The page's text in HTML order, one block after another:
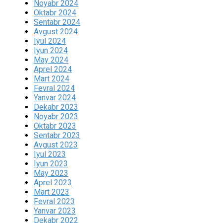
Noyabr 2024
Oktabr 2024
Sentabr 2024
Avgust 2024
Iyul 2024
Iyun 2024
May 2024
Aprel 2024
Mart 2024
Fevral 2024
Yanvar 2024
Dekabr 2023
Noyabr 2023
Oktabr 2023
Sentabr 2023
Avgust 2023
Iyul 2023
Iyun 2023
May 2023
Aprel 2023
Mart 2023
Fevral 2023
Yanvar 2023
Dekabr 2022